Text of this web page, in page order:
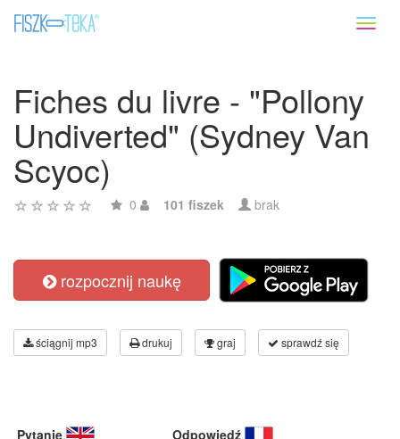
Fiches du livre - "Pollony
Undiverted" (Sydney Van
Scyoc)
0 101 fiszek brak
rozpocznij naukę
ściągnij mp3 drukuj graj sprawdź się
Pytanie Odpowiedź